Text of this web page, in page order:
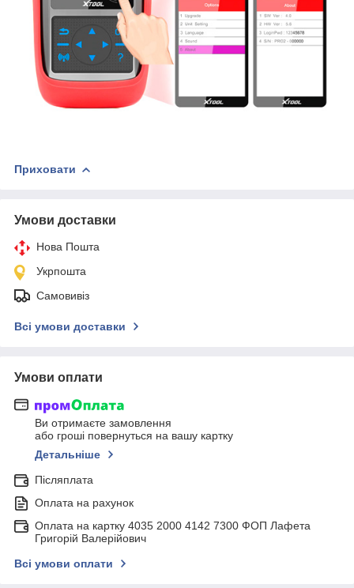
Приховати
Умови доставки
Нова Пошта
Укрпошта
Самовивіз
Всі умови доставки
Умови оплати
Ви отримаєте замовлення
або гроші повернуться на вашу картку
Детальніше
Післяплата
Оплата на рахунок
Оплата на картку 4035 2000 4142 7300 ФОП Лафета
Григорій Валерійович
Всі умови оплати